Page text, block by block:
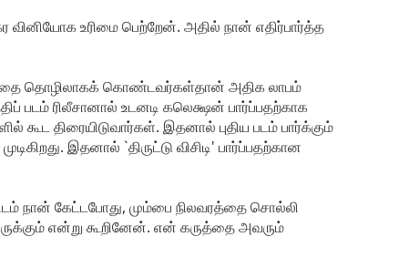
வினியோக உரிமை பெற்றேன். அதில் நான் எதிர்பார்த்த
எடுப்பதை தொழிலாகக் கொண்டவர்கள்தான் அதிக லாபம்
படம் ரிலீசானால் உடனடி கலெக்ஷன் பார்ப்பதற்காக
கூட திரையிடுவார்கள். இதனால் புதிய படம் பார்க்கும்
இதனால் `திருட்டு விசிடி' பார்ப்பதற்கான
நான் கேட்டபோது, மும்பை நிலவரத்தை சொல்லி
என்று கூறினேன். என் கருத்தை அவரும்